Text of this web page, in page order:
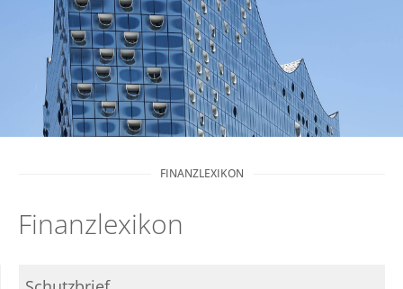
FINANZLEXIKON
Finanzlexikon